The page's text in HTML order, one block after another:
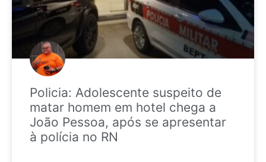
Policia: Adolescente suspeito de
matar homem em hotel chega a
João Pessoa, após se apresentar
à polícia no RN